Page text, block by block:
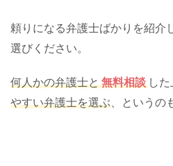
頼りになる弁護士ばかりを紹介
選びください。
何人かの弁護士と無料相談 し
やすい弁護士を選ぶ 、というの